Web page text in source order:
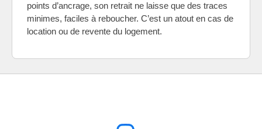
points d’ancrage, son retrait ne laisse que des traces
minimes, faciles à reboucher. C’est un atout en cas de
location ou de revente du logement.